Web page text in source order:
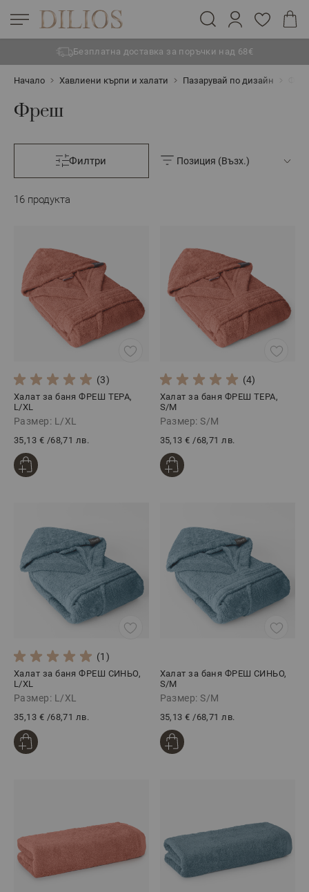
Безплатна доставка за поръчки над 68€
Начало Хавлиени кърпи и халати Пазарувай по дизайн
Фреш
Филтри
16 продукта
(3)
Халат за баня ФРЕШ ТЕРА,
L/XL
Размер: L/XL
35,13 € /68,71 лв.
(4)
Халат за баня ФРЕШ ТЕРА,
S/M
Размер: S/M
35,13 € /68,71 лв.
(1)
Халат за баня ФРЕШ СИНЬО,
L/XL
Размер: L/XL
35,13 € /68,71 лв.
Халат за баня ФРЕШ СИНЬО,
S/M
Размер: S/M
35,13 € /68,71 лв.